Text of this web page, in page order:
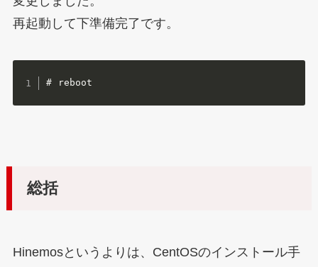
再起動して下準備完了です。
# reboot
総括
Hinemosというよりは、CentOSのインストール手